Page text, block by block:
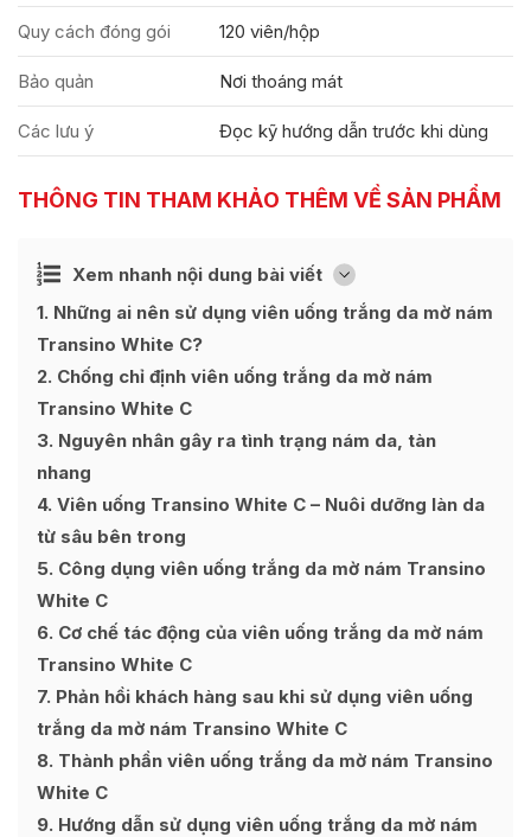
Quy cách đóng gói 120 viên/hộp
Bảo quản Nơi thoáng mát
Các lưu ý Đọc kỹ hướng dẫn trước khi dùng
THÔNG TIN THAM KHẢO THÊM VỀ SẢN PHẨM
Xem nhanh nội dung bài viết [
Ẩn
1 Những ai nên sử dụng viên uống trắng da mờ nám
Transino White C?
2 Chống chỉ định viên uống trắng da mờ nám
Transino White C
3 Nguyên nhân gây ra tình trạng nám da, tàn
nhang
4 Viên uống Transino White C – Nuôi dưỡng làn da
từ sâu bên trong
5 Công dụng viên uống trắng da mờ nám Transino
White C
6 Cơ chế tác động của viên uống trắng da mờ nám
Transino White C
7 Phản hồi khách hàng sau khi sử dụng viên uống
trắng da mờ nám Transino White C
8 Thành phần viên uống trắng da mờ nám Transino
White C
9 Hướng dẫn sử dụng viên uống trắng da mờ nám